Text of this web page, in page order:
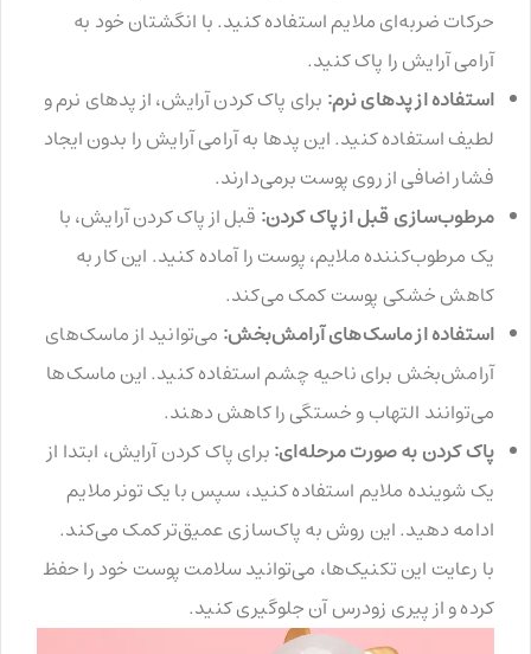
حرکات ضربه‌ای ملایم استفاده کنید. با انگشتان خود به
آرامی آرایش را پاک کنید.
استفاده از پد‌های نرم: برای پاک کردن آرایش، از پد‌های نرم و
لطیف استفاده کنید. این پدها به آرامی آرایش را بدون ایجاد
فشار اضافی از روی پوست برمی‌دارند.
مرطوب‌سازی قبل از پاک کردن: قبل از پاک کردن آرایش، با
یک مرطوب‌کننده ملایم، پوست را آماده کنید. این کار به
کاهش خشکی پوست کمک می‌کند.
استفاده از ماسک‌های آرامش‌بخش: می‌توانید از ماسک‌های
آرامش‌بخش برای ناحیه چشم استفاده کنید. این ماسک‌ها
می‌توانند التهاب و خستگی را کاهش دهند.
پاک کردن به صورت مرحله‌ای:برای پاک کردن آرایش، ابتدا از
یک شوینده ملایم استفاده کنید، سپس با یک تونر ملایم
ادامه دهید. این روش به پاک‌سازی عمیق‌تر کمک می‌کند.
با رعایت این تکنیک‌ها، می‌توانید سلامت پوست خود را حفظ
کرده و از پیری زودرس آن جلوگیری کنید.